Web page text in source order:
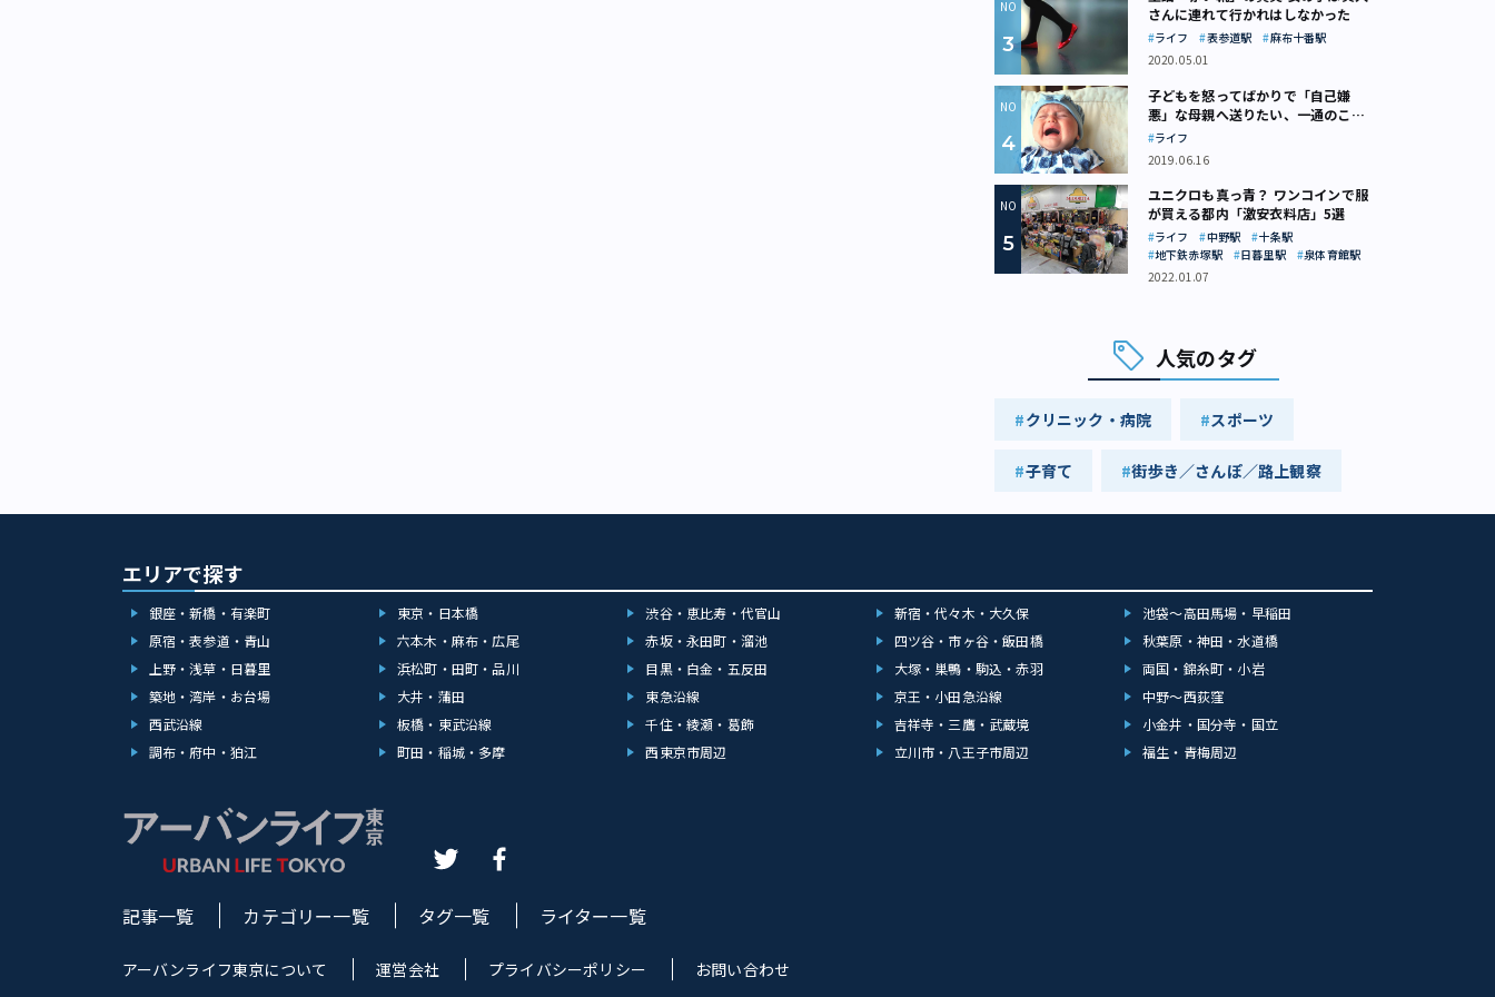
さんに連れて行かれはしなかった
ライフ 表参道駅
麻布十番駅
2020.05.01
子どもを怒ってばかりで「自己嫌
悪」な母親へ送りたい、一通のここ
ろの処方箋
ライフ
2019.06.16
ユニクロも真っ青？ ワンコインで服
が買える都内「激安衣料店」5選
ライフ 中野駅
十条駅
地下鉄赤塚駅
日暮里駅
泉体育館駅
2022.01.07
人気のタグ
クリニック・病院 スポーツ
子育て 街歩き／さんぽ／路上観察
エリアで探す
銀座・新橋・有楽町 東京・日本橋 渋谷・恵比寿・代官山 新宿・代々木・大久保
池袋～高田馬場・早稲田
原宿・表参道・青山
六本木・麻布・広尾 赤坂・永田町・溜池 四ツ谷・市ヶ谷・飯田橋
秋葉原・神田・水道橋
上野・浅草・日暮里
浜松町・田町・品川 目黒・白金・五反田 大塚・巣鴨・駒込・赤羽
両国・錦糸町・小岩
築地・湾岸・お台場
大井・蒲田 東急沿線 京王・小田急沿線
中野～西荻窪
西武沿線
板橋・東武沿線 千住・綾瀬・葛飾 吉祥寺・三鷹・武蔵境
小金井・国分寺・国立
調布・府中・狛江
町田・稲城・多摩 西東京市周辺 立川市・八王子市周辺 福生・青梅周辺
記事一覧 カテゴリー一覧 タグ一覧 ライター一覧
アーバンライフ東京について 運営会社 プライバシーポリシー お問い合わせ